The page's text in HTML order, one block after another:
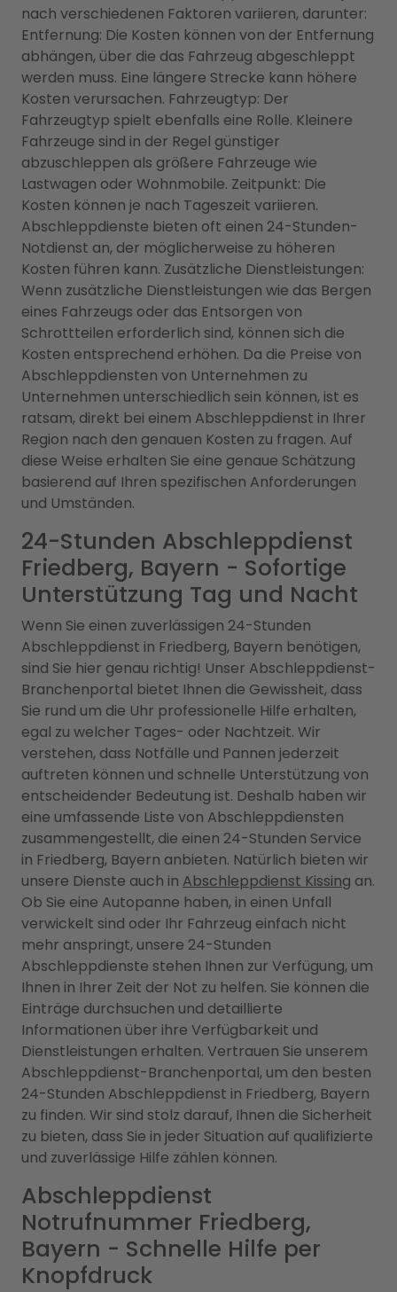
nach verschiedenen Faktoren variieren, darunter:
Entfernung: Die Kosten können von der Entfernung
abhängen, über die das Fahrzeug abgeschleppt
werden muss. Eine längere Strecke kann höhere
Kosten verursachen. Fahrzeugtyp: Der
Fahrzeugtyp spielt ebenfalls eine Rolle. Kleinere
Fahrzeuge sind in der Regel günstiger
abzuschleppen als größere Fahrzeuge wie
Lastwagen oder Wohnmobile. Zeitpunkt: Die
Kosten können je nach Tageszeit variieren.
Abschleppdienste bieten oft einen 24-Stunden-
Notdienst an, der möglicherweise zu höheren
Kosten führen kann. Zusätzliche Dienstleistungen:
Wenn zusätzliche Dienstleistungen wie das Bergen
eines Fahrzeugs oder das Entsorgen von
Schrottteilen erforderlich sind, können sich die
Kosten entsprechend erhöhen. Da die Preise von
Abschleppdiensten von Unternehmen zu
Unternehmen unterschiedlich sein können, ist es
ratsam, direkt bei einem Abschleppdienst in Ihrer
Region nach den genauen Kosten zu fragen. Auf
diese Weise erhalten Sie eine genaue Schätzung
basierend auf Ihren spezifischen Anforderungen
und Umständen.
24-Stunden Abschleppdienst
Friedberg, Bayern - Sofortige
Unterstützung Tag und Nacht
Wenn Sie einen zuverlässigen 24-Stunden
Abschleppdienst in Friedberg, Bayern benötigen,
sind Sie hier genau richtig! Unser Abschleppdienst-
Branchenportal bietet Ihnen die Gewissheit, dass
Sie rund um die Uhr professionelle Hilfe erhalten,
egal zu welcher Tages- oder Nachtzeit. Wir
verstehen, dass Notfälle und Pannen jederzeit
auftreten können und schnelle Unterstützung von
entscheidender Bedeutung ist. Deshalb haben wir
eine umfassende Liste von Abschleppdiensten
zusammengestellt, die einen 24-Stunden Service
in Friedberg, Bayern anbieten. Natürlich bieten wir
unsere Dienste auch in Abschleppdienst Kissing an.
Ob Sie eine Autopanne haben, in einen Unfall
verwickelt sind oder Ihr Fahrzeug einfach nicht
mehr anspringt, unsere 24-Stunden
Abschleppdienste stehen Ihnen zur Verfügung, um
Ihnen in Ihrer Zeit der Not zu helfen. Sie können die
Einträge durchsuchen und detaillierte
Informationen über ihre Verfügbarkeit und
Dienstleistungen erhalten. Vertrauen Sie unserem
Abschleppdienst-Branchenportal, um den besten
24-Stunden Abschleppdienst in Friedberg, Bayern
zu finden. Wir sind stolz darauf, Ihnen die Sicherheit
zu bieten, dass Sie in jeder Situation auf qualifizierte
und zuverlässige Hilfe zählen können.
Abschleppdienst
Notrufnummer Friedberg,
Bayern - Schnelle Hilfe per
Knopfdruck